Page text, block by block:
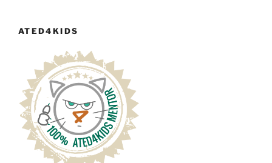
ATED4KIDS